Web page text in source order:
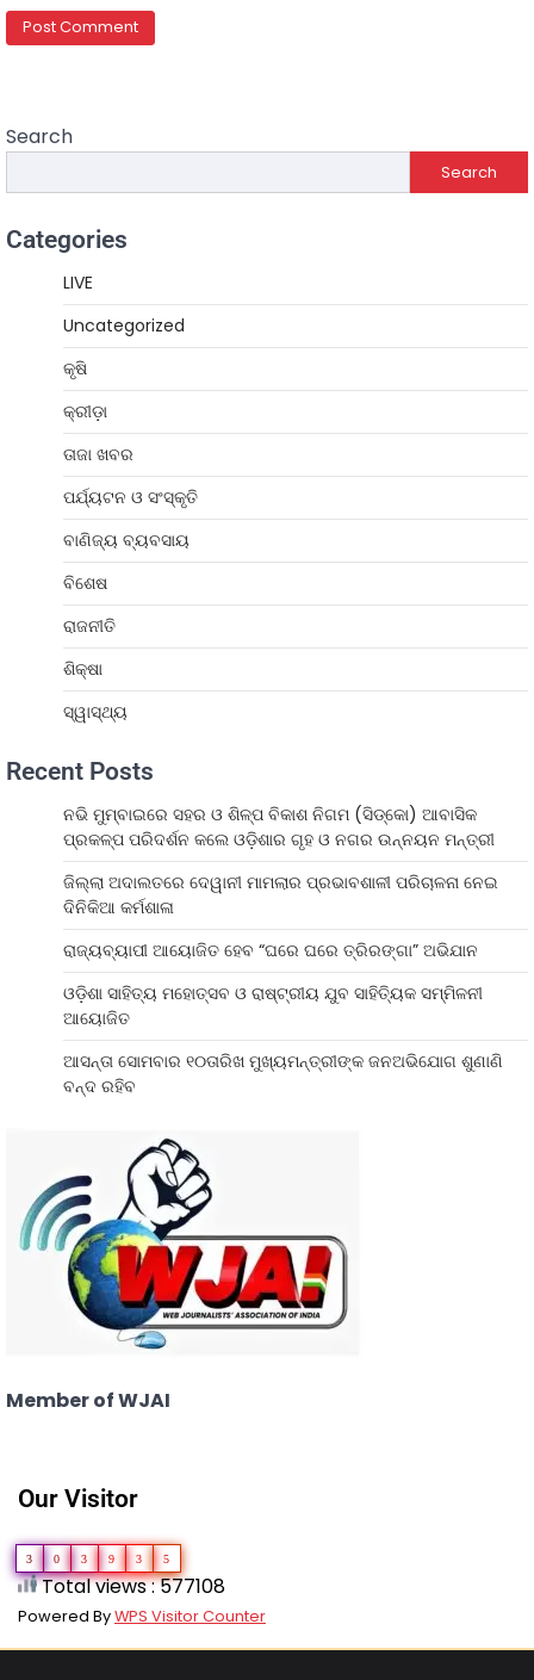
Search
Search
Categories
LIVE
Uncategorized
କୃଷି
କ୍ରୀଡ଼ା
ତାଜା ଖବର
ପର୍ଯ୍ୟଟନ ଓ ସଂସ୍କୃତି
ବାଣିଜ୍ୟ ବ୍ୟବସାୟ
ବିଶେଷ
ରାଜନୀତି
ଶିକ୍ଷା
ସ୍ୱାସ୍ଥ୍ୟ
Recent Posts
ନଭି ମୁମ୍ବାଇରେ ସହର ଓ ଶିଳ୍ପ ବିକାଶ ନିଗମ (ସିଡ୍‌କୋ) ଆବାସିକ
ପ୍ରକଳ୍ପ ପରିଦର୍ଶନ କଲେ ଓଡ଼ିଶାର ଗୃହ ଓ ନଗର ଉନ୍ନୟନ ମନ୍ତ୍ରୀ
ଜିଲ୍ଲା ଅଦାଲତରେ ଦେୱାନୀ ମାମଲାର ପ୍ରଭାବଶାଳୀ ପରିଚାଳନା ନେଇ
ଦିନିକିଆ କର୍ମଶାଳା
ରାଜ୍ୟବ୍ୟାପୀ ଆୟୋଜିତ ହେବ “ଘରେ ଘରେ ତ୍ରିରଙ୍ଗା” ଅଭିଯାନ
ଓଡ଼ିଶା ସାହିତ୍ୟ ମହୋତ୍ସବ ଓ ରାଷ୍ଟ୍ରୀୟ ଯୁବ ସାହିତ୍ୟିକ ସମ୍ମିଳନୀ
ଆୟୋଜିତ
ଆସନ୍ତା ସୋମବାର ୧୦ତାରିଖ ମୁଖ୍ୟମନ୍ତ୍ରୀଙ୍କ ଜନଅଭିଯୋଗ ଶୁଣାଣି
ବନ୍ଦ ରହିବ
Member of WJAI
Our Visitor
3 0 3 9 3 5
Total views : 577108
Powered ByWPS Visitor Counter